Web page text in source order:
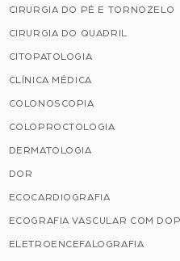
CIRURGIA DO PÉ E TORNOZELO
CIRURGIA DO QUADRIL
CITOPATOLOGIA
CLÍNICA MÉDICA
COLONOSCOPIA
COLOPROCTOLOGIA
DERMATOLOGIA
DOR
ECOCARDIOGRAFIA
ECOGRAFIA VASCULAR COM
ELETROENCEFALOGRAFIA